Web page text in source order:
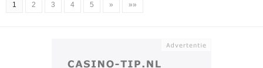
1 2 3 4 5 » »»